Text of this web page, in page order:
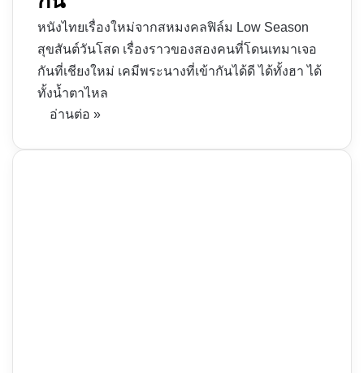
หนังไทยเรื่องใหม่จากสหมงคลฟิล์ม Low Season
สุขสันต์วันโสด เรื่องราวของสองคนที่โดนเทมาเจอ
กันที่เชียงใหม่ เคมีพระนางที่เข้ากันได้ดี ได้ทั้งฮา ได้
ทั้งน้ำตาไหล
อ่านต่อ »